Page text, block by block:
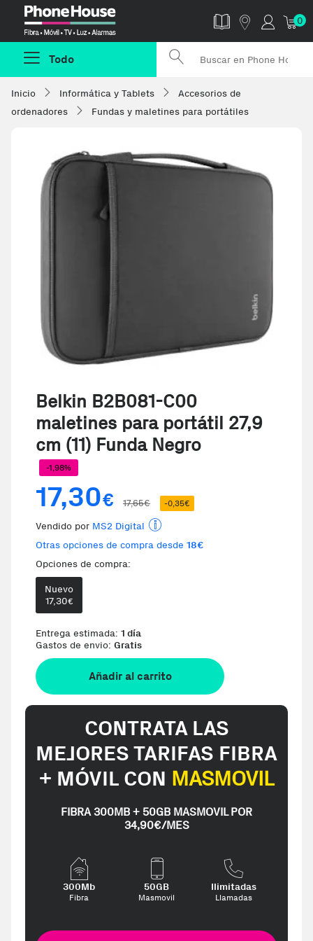
0
Todo
Inicio Informática y Tablets
Accesorios de
ordenadores
Fundas y maletines para portátiles
Belkin B2B081-C00
maletines para portátil 27,9
cm (11) Funda Negro
-1,98%
17,30€ 17,65€ -0,35€
Vendido por MS2 Digital
Otras opciones de compra desde 18€
Opciones de compra:
Nuevo
17,30€
Entrega estimada: 1 día
Gastos de envio: Gratis
Añadir al carrito
CONTRATA LAS
MEJORES TARIFAS FIBRA
+ MÓVIL CON MASMOVIL
FIBRA 300MB + 50GB MASMOVIL POR
34,90€/MES
300Mb
Fibra
50GB
Masmovil
Ilimitadas
Llamadas